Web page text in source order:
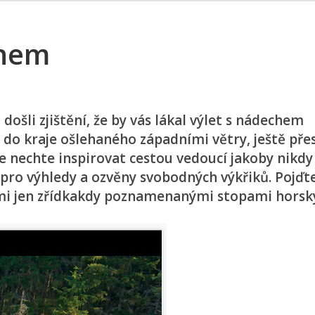
zjištění, že by vás lákal výlet s nádechem
kraje ošlehaného západními větry, ještě
nechte inspirovat cestou vedoucí jakoby nikdy
výhledy a ozvěny svobodných výkřiků.
jen zřídkakdy poznamenanými stopami